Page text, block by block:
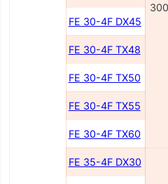
FE 30-4F DX45
FE 30-4F TX48
FE 30-4F TX50
FE 30-4F TX55
FE 30-4F TX60
FE 35-4F DX30